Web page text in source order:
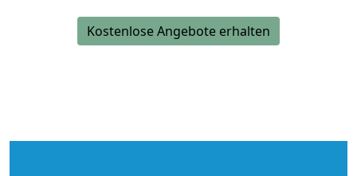
Kostenlose Angebote erhalten